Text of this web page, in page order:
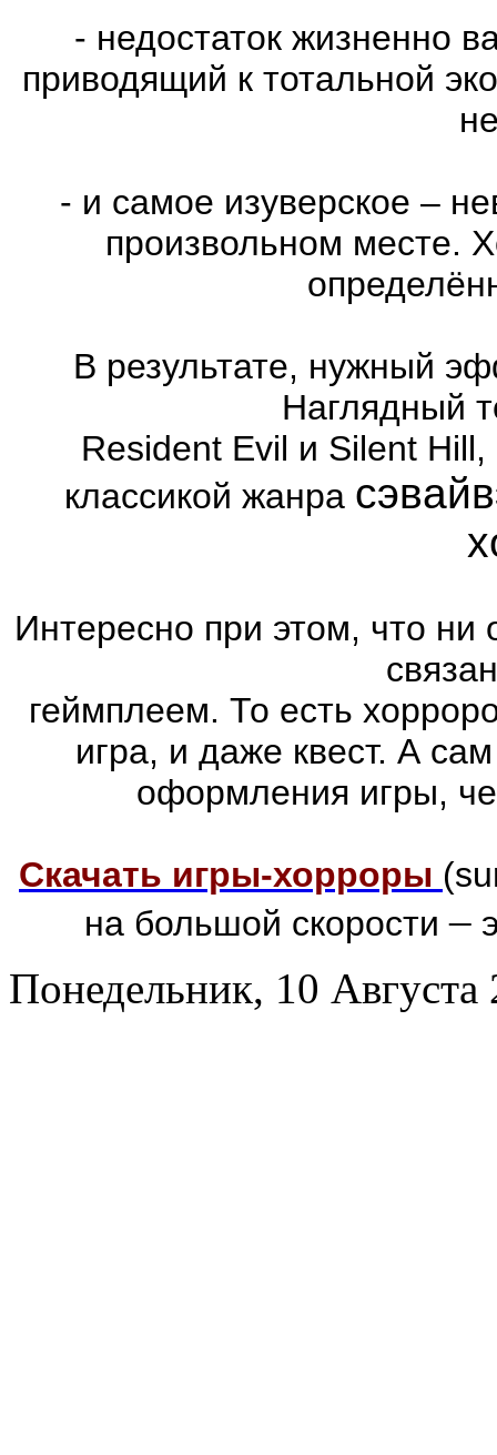
- недостаток жизненно
приводящий к тотальной
- и самое изуверское –
произвольном месте.
В результате, нужный
Наглядный
Resident Evil и Silent
классикой жанра
Интересно при этом, что ни
геймплеем. То есть
игра, и даже квест. А
оформления игры,
Скачать игры-хорроры
на большой скорости–
Понедельник, 10 Августа